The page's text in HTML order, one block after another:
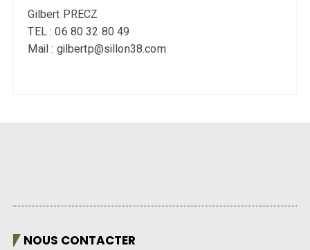
Gilbert PRECZ
TEL : 06 80 32 80 49
Mail : gilbertp@sillon38.com
NOUS CONTACTER